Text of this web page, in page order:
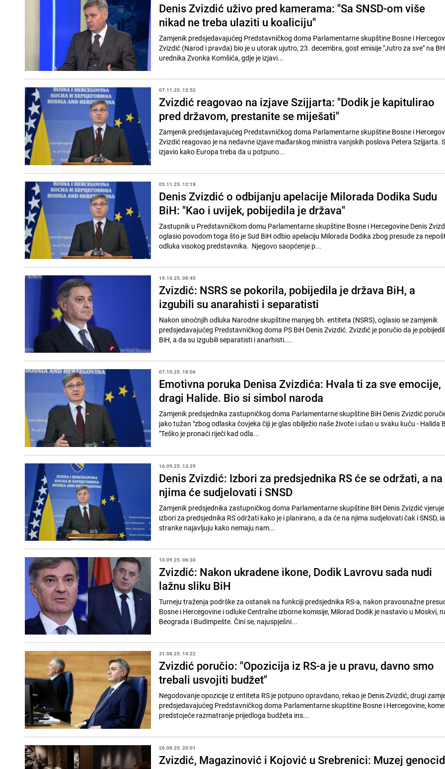
Denis Zvizdić uživo pred kamerama: "Sa SNSD-om više
nikad ne treba ulaziti u koaliciju"
Zamjenik predsjedavajućeg Predstavničkog doma Parlamentarne skupštine Bosne i
Zvizdić (Narod i pravda) bio je u utorak ujutro, 23. decembra, gost emisije "Jutro za sve" na
urednika Zvonka Komšića, gdje je izjavi...
07.11.25. 12:52
Zvizdić reagovao na izjave Szijjarta: "Dodik je kapitulirao
pred državom, prestanite se miješati"
Zamjenik predsjedavajućeg Predstavničkog doma Parlamentarne skupštine Bosne i
Zvizdić reagovao je na nedavne izjave mađarskog ministra vanjskih poslova Petera Szijjarta.
izjavio kako Europa treba da u potpuno...
05.11.25. 12:18
Denis Zvizdić o odbijanju apelacije Milorada Dodika Sudu
BiH: "Kao i uvijek, pobijedila je država"
Zastupnik u Predstavničkom domu Parlamentarne skupštine Bosne i Hercegovine Denis
oglasio povodom toga što je Sud BiH odbio apelaciju Milorada Dodika zbog presude za
odluka visokog predstavnika. Njegovo saopćenje p...
19.10.25. 08:45
Zvizdić: NSRS se pokorila, pobijedila je država BiH, a
izgubili su anarahisti i separatisti
Nakon sinoćnjih odluka Narodne skupštine manjeg bh. entiteta (NSRS), oglasio se zamjenik
predsjedavajućeg Predstavničkog doma PS BiH Denis Zvizdić. Zvizdić je poručio da je
BiH, a da su izgubili separatisti i anarhisti....
07.10.25. 18:06
Emotivna poruka Denisa Zvizdića: Hvala ti za sve emocije,
dragi Halide. Bio si simbol naroda
Zamjenik predsjednika zastupničkog doma Parlamentarne skupštine BiH Denis Zvizdić
jako tužan "zbog odlaska čovjeka čiji je glas obilježio naše živote i ušao u svaku kuću - Halida
"Teško je pronaći riječi kad odla...
16.09.25. 13:29
Denis Zvizdić: Izbori za predsjednika RS će se održati, a na
njima će sudjelovati i SNSD
Zamjenik predsjednika zastupničkog doma Parlamentarne skupštine BiH Denis Zvizdić vjeruje
izbori za predsjednika RS održati kako je i planirano, a da će na njima sudjelovati čak i SNSD,
stranke najavljuju kako nemaju nam...
10.09.25. 06:30
Zvizdić: Nakon ukradene ikone, Dodik Lavrovu sada nudi
lažnu sliku BiH
Turneju traženja podrške za ostanak na funkciji predsjednika RS-a, nakon pravosnažne
Bosne i Hercegovine i odluke Centralne izborne komisije, Milorad Dodik je nastavio u Moskvi,
Beograda i Budimpešte. Čini se, najuspješni...
31.08.25. 14:22
Zvizdić poručio: "Opozicija iz RS-a je u pravu, davno smo
trebali usvojiti budžet"
Negodovanje opozicije iz entiteta RS je potpuno opravdano, rekao je Denis Zvizdić, drugi
predsjedavajućeg Predstavničkog doma Parlamentarne skupštine Bosne i Hercegovine,
predstojeće razmatranje prijedloga budžeta ins...
26.08.25. 20:01
Zvizdić, Magazinović i Kojović u Srebrenici: Muzej